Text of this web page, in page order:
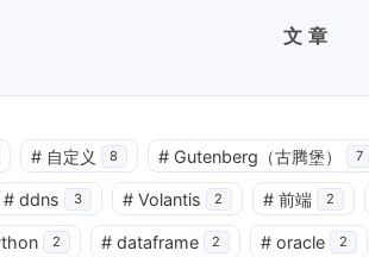
文章
# 自定义 8 # Gutenberg（古腾堡） 7
# ddns 3 # Volantis 2 # 前端 2
2 # dataframe 2 # oracle 2